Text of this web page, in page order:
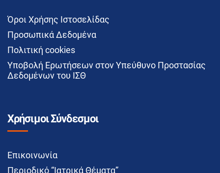
Όροι Χρήσης Ιστοσελίδας
Προσωπικά Δεδομένα
Πολιτική cookies
Υποβολή Ερωτήσεων στον Υπεύθυνο Προστασίας
Δεδομένων του ΙΣΘ
Χρήσιμοι Σύνδεσμοι
Επικοινωνία
Περιοδικό “Ιατρικά Θέματα”